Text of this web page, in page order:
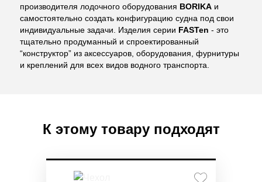
производителя лодочного оборудования BORIKA и
самостоятельно создать конфигурацию судна под свои
индивидуальные задачи. Изделия серии FASTen - это
тщательно продуманный и спроектированный
“конструктор” из аксессуаров, оборудования, фурнитуры
и креплений для всех видов водного транспорта.
К этому товару подходят